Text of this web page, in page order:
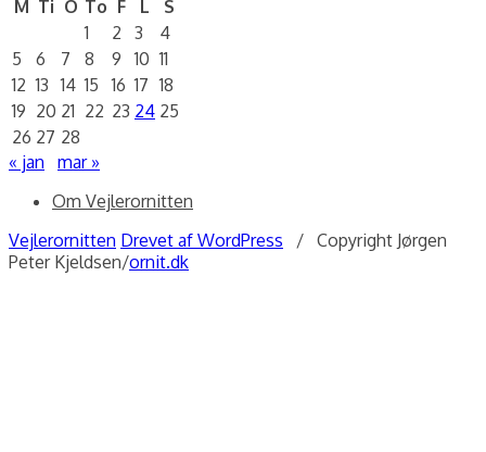
M Ti O To F L
S
1
2 3
4
5
6 7 8 9 10 11
12 13 14 15 16 17 18
19 20 21 22 23 24 25
26 27 28
« jan
mar »
Om Vejlerornitten
Vejlerornitten Drevet af WordPress / Copyright Jørgen
Peter Kjeldsen/ornit.dk